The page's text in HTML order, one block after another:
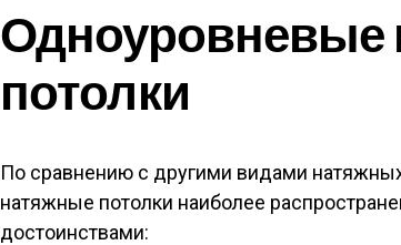
Одноуровневые
потолки
По сравнению с другими видами
натяжные потолки наиболее
достоинствами: